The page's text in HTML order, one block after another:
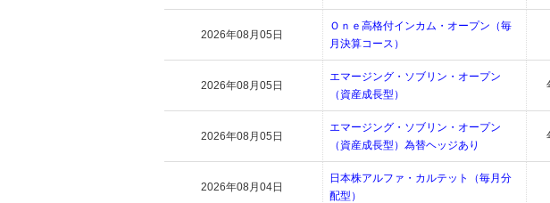
2026年08月05日
Ｏｎｅ高格付インカム・オープン（毎
月決算コース）
2026年08月05日
エマージング・ソブリン・オープン
（資産成長型）
2026年08月05日
エマージング・ソブリン・オープン
（資産成長型）為替ヘッジあり
2026年08月04日
日本株アルファ・カルテット（毎月分
配型）